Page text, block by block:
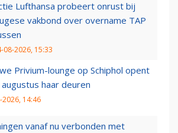
Lufthansa probeert onrust bij
vakbond over overname TAP
08-2026, 15:33
Privium-lounge op Schiphol opent
haar deuren
2026, 14:46
vanaf nu verbonden met